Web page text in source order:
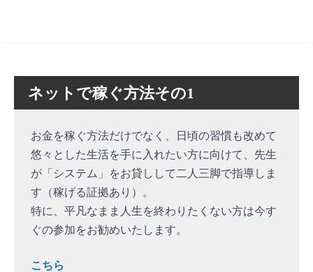
ネットで稼ぐ方法その1
お金を稼ぐ方法だけでなく、日頃の習慣も改めて
悠々とした生活を手に入れたい方に向けて、先生
が「システム」をお貸しして二人三脚で指導しま
す（稼げる証拠あり）。
特に、平凡なまま人生を終わりたくない方は今す
ぐの参加をお勧めいたします。
こちら